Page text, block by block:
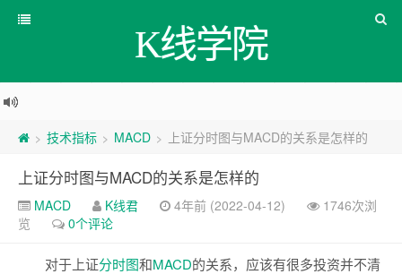
K线学院
> 技术指标 > MACD > 上证分时图与MACD的关系是怎样的
上证分时图与MACD的关系是怎样的
MACD K线君 4年前 (2022-04-12)
1746次浏
览
0个评论
对于上证分时图和MACD的关系，应该有很多投资并不清